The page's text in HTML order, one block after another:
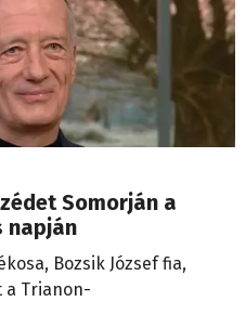
Somorján a
napján
Bozsik József fia,
a Trianon-